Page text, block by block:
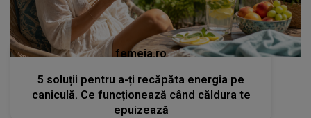
femeia.ro
5 soluții pentru a-ți recăpăta energia pe
caniculă. Ce funcționează când căldura te
epuizează